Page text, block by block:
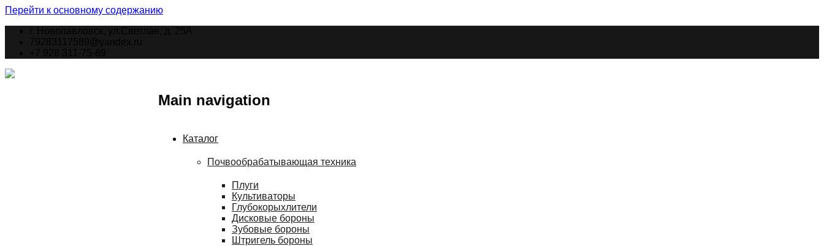
Перейти к основному содержанию
Main navigation
Каталог
Почвообрабатывающая техника
Плуги
Культиваторы
Глубокорыхлители
Дисковые бороны
Зубовые бороны
Штригель бороны